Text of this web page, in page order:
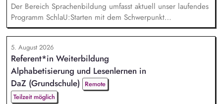
Der Bereich Sprachenbildung umfasst aktuell unser laufendes
Programm SchlaU:Starten mit dem Schwerpunkt
"Alphabetisierung in DaZ für die Grundschule" sowie
zukünftig weitere auf Unterrichtsmaterial bezogene Projekte
mit den Schwerpunkten sprachensensibles und
rassismuskritisches Deutschlernen von der Grundschule bis in
die Berufliche Bildung. Der Bereich Sprachenbildung
entwickelt in seinen Proj...
5. August 2026
Referent*in Weiterbildung
Alphabetisierung und Lesenlernen in
DaZ (Grundschule)
Remote
Teilzeit möglich